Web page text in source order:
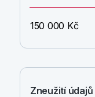
150 000 Kč
Zneužití